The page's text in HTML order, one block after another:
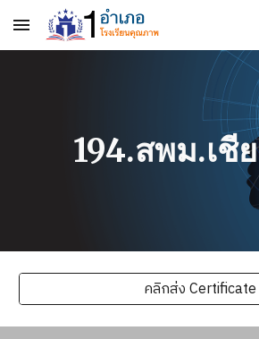
Skip to main content
194.สพม.เชี
คลิกส่ง Certificate